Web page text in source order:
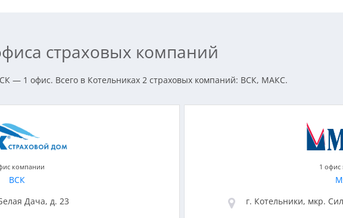
страховых компаний
— 1 офис. Всего в Котельниках 2 страховых компаний: ВСК, МАКС.
компании
ВСК
Дача, д. 23
1
г. Котельники, мкр.